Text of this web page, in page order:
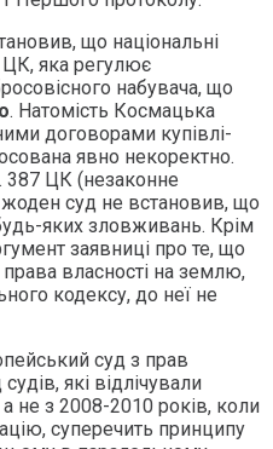
що національні
ЦК, яка регулює
набувача, що
. Натомість Космацька
договорами купівлі-
явно некоректно.
387 ЦК (незаконне
суд не встановив, що
яких зловживань. Крім
заявниці про те, що
власності на землю,
кодексу, до неї не
суд з прав
які відлічували
не з 2008-2010 років, коли
суперечить принципу